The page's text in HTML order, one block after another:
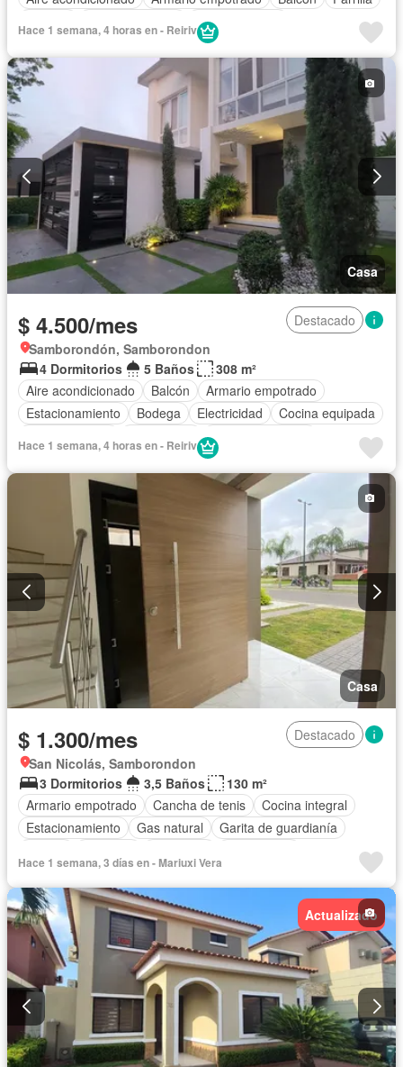
Cocina integral
Cuarto de servicio
Estacionamiento
Gimnasio Garita de guardianía
Jardín
Patio
Seguridad
Vista panorámica
Completamente amoblado
Hace 1 semana, 4 horas en - Reiriv
Casa
$ 4.500/mes
Destacado
Samborondón, Samborondon
4 Dormitorios
5 Baños
308 m²
Aire acondicionado
Balcón
Armario empotrado
Estacionamiento
Bodega Electricidad
Cocina equipada
Vista panorámica
Agua
Área para niños
Acceso para personas con discapacidad
Parrilla Garita de guardianía
Gimnasio
Seguridad
Piscina
Completamente amoblado
Hace 1 semana, 4 horas en - Reiriv
Casa
$ 1.300/mes
Destacado
San Nicolás, Samborondon
3 Dormitorios
3,5 Baños
130 m²
Armario empotrado
Cancha de tenis
Cocina integral
Estacionamiento
Gas natural
Garita de guardianía
Hace 1 semana, 3 días en - Mariuxi Vera
Actualizado